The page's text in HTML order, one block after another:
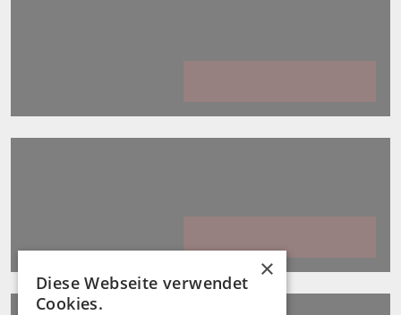
×
Diese Webseite verwendet
Cookies.